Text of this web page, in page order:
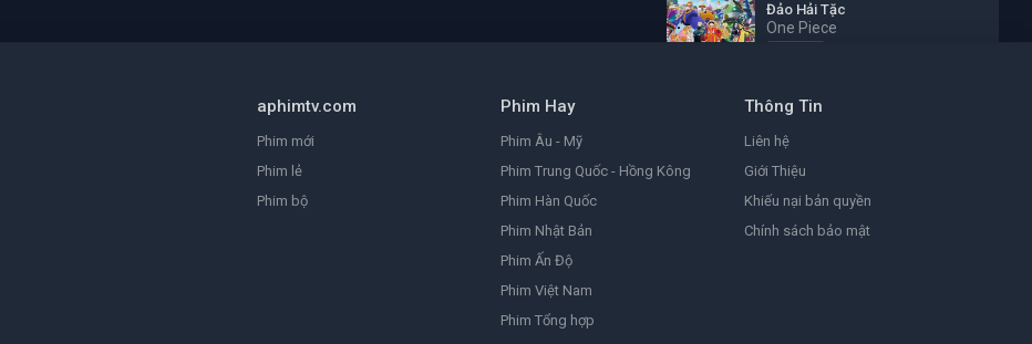
Đảo Hải Tặc
One Piece
Đặc Vụ Kim Tái Khởi Động
Agent Kim Reactivated
8.2
Ám Ảnh
aphimtv.com
Phim mới
Phim lẻ
Phim bộ
Phim Hay
Phim Âu - Mỹ
Phim Trung Quốc - Hồng Kông
Phim Hàn Quốc
Phim Nhật Bản
Phim Ấn Độ
Phim Việt Nam
Phim Tổng hợp
Thông Tin
Liên hệ
Giới Thiệu
Khiếu nại bản quyền
Chính sách bảo mật